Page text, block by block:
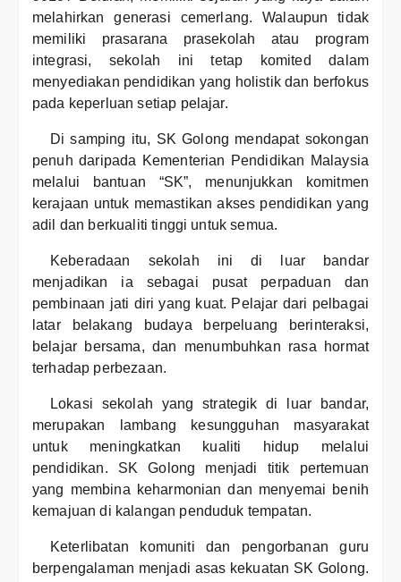
melahirkan generasi cemerlang. Walaupun tidak
memiliki prasarana prasekolah atau program
integrasi, sekolah ini tetap komited dalam
menyediakan pendidikan yang holistik dan berfokus
pada keperluan setiap pelajar.
Di samping itu, SK Golong mendapat sokongan
penuh daripada Kementerian Pendidikan Malaysia
melalui bantuan “SK”, menunjukkan komitmen
kerajaan untuk memastikan akses pendidikan yang
adil dan berkualiti tinggi untuk semua.
Keberadaan sekolah ini di luar bandar
menjadikan ia sebagai pusat perpaduan dan
pembinaan jati diri yang kuat. Pelajar dari pelbagai
latar belakang budaya berpeluang berinteraksi,
belajar bersama, dan menumbuhkan rasa hormat
terhadap perbezaan.
Lokasi sekolah yang strategik di luar bandar,
merupakan lambang kesungguhan masyarakat
untuk meningkatkan kualiti hidup melalui
pendidikan. SK Golong menjadi titik pertemuan
yang membina keharmonian dan menyemai benih
kemajuan di kalangan penduduk tempatan.
Keterlibatan komuniti dan pengorbanan guru
berpengalaman menjadi asas kekuatan SK Golong.